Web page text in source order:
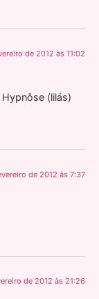
de 2012 às 11:02
(lilás)
de 2012 às 7:37
de 2012 às 21:26